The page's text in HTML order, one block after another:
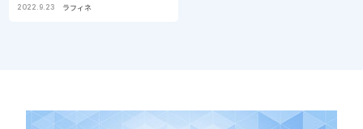
2022.9.23 ラフィネ